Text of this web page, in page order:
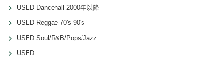
USED Dancehall 2000年以降
USED Reggae 70's-90's
USED Soul/R&B/Pops/Jazz
USED